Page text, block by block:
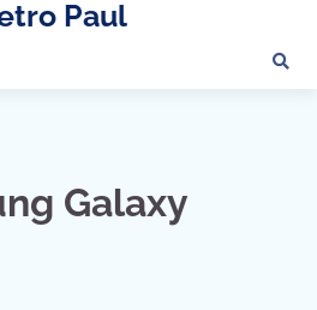
Paul
Galaxy